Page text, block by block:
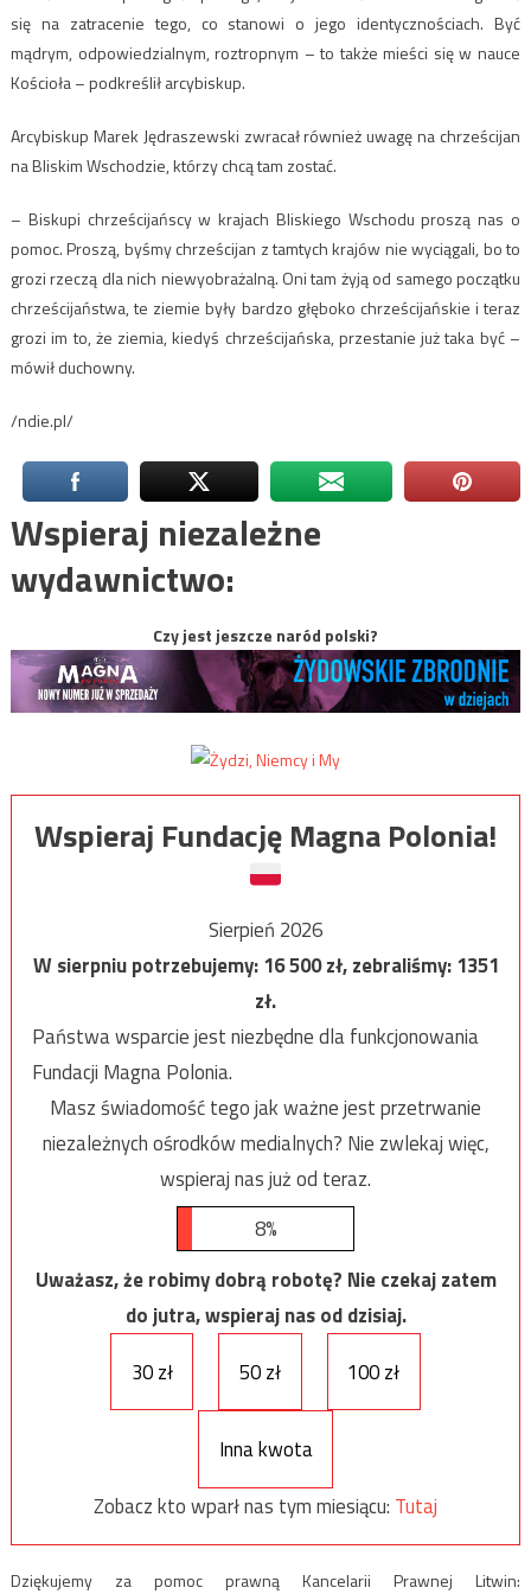
się na zatracenie tego, co stanowi o jego identycznościach. Być
mądrym, odpowiedzialnym, roztropnym – to także mieści się w nauce
Kościoła – podkreślił arcybiskup.
Arcybiskup Marek Jędraszewski zwracał również uwagę na chrześcijan
na Bliskim Wschodzie, którzy chcą tam zostać.
– Biskupi chrześcijańscy w krajach Bliskiego Wschodu proszą nas o
pomoc. Proszą, byśmy chrześcijan z tamtych krajów nie wyciągali, bo to
grozi rzeczą dla nich niewyobrażalną. Oni tam żyją od samego początku
chrześcijaństwa, te ziemie były bardzo głęboko chrześcijańskie i teraz
grozi im to, że ziemia, kiedyś chrześcijańska, przestanie już taka być –
mówił duchowny.
/ndie.pl/
Wspieraj niezależne
wydawnictwo:
Czy jest jeszcze naród polski?
Wspieraj Fundację Magna Polonia!
Sierpień 2026
W sierpniu potrzebujemy:16 500zł, zebraliśmy:1351
zł.
Państwa wsparcie jest niezbędne dla funkcjonowania
Fundacji Magna Polonia.
Masz świadomość tego jak ważne jest przetrwanie
niezależnych ośrodków medialnych? Nie zwlekaj więc,
wspieraj nas już od teraz.
8%
Uważasz, że robimy dobrą robotę? Nie czekaj zatem
do jutra, wspieraj nas od dzisiaj.
30 zł
50 zł 100 zł
Inna kwota
Zobacz kto wparł nas tym miesiącu: Tutaj
Dziękujemy za pomoc prawną Kancelarii Prawnej Litwin: